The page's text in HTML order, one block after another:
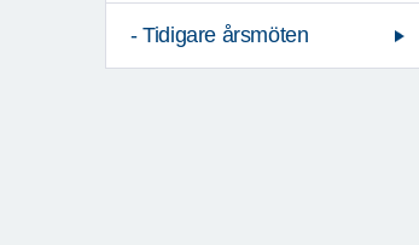
- Tidigare årsmöten